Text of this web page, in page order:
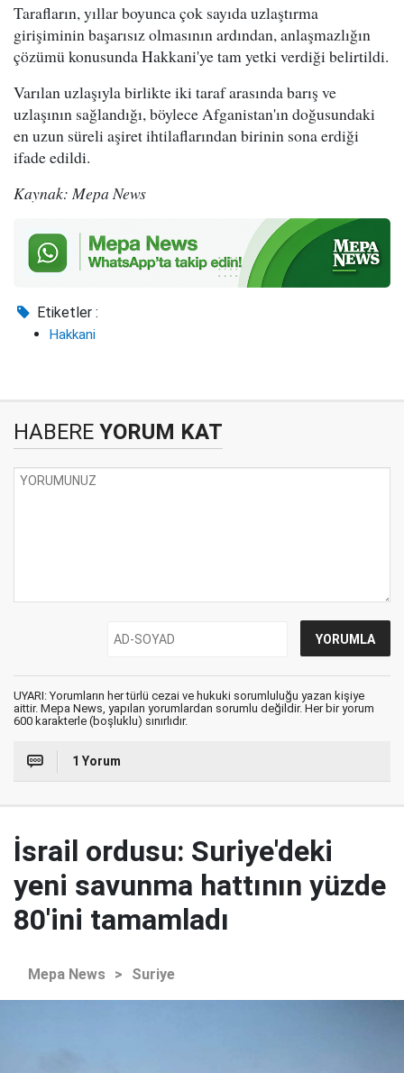
Tarafların, yıllar boyunca çok sayıda uzlaştırma
girişiminin başarısız olmasının ardından, anlaşmazlığın
çözümü konusunda Hakkani'ye tam yetki verdiği belirtildi.
Varılan uzlaşıyla birlikte iki taraf arasında barış ve
uzlaşının sağlandığı, böylece Afganistan'ın doğusundaki
en uzun süreli aşiret ihtilaflarından birinin sona erdiği
ifade edildi.
Kaynak: Mepa News
Etiketler :
Hakkani
HABERE YORUM KAT
UYARI: Yorumların her türlü cezai ve hukuki sorumluluğu yazan kişiye
aittir. Mepa News, yapılan yorumlardan sorumlu değildir. Her bir yorum
600 karakterle (boşluklu) sınırlıdır.
1 Yorum
İsrail ordusu: Suriye'deki
yeni savunma hattının yüzde
80'ini tamamladı
Mepa News > Suriye